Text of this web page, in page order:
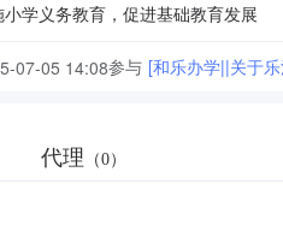
小学义务教育，促进基础教育发展
07-05 14:08参与 [和乐办学||关于
代理 （0）